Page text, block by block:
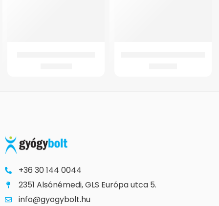
+36 30 144 0044
2351 Alsónémedi, GLS Európa utca 5.
info@gyogybolt.hu